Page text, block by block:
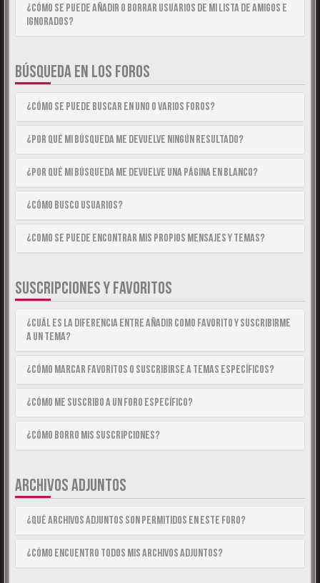
¿Cómo se puede añadir o borrar usuarios de mi lista de Amigos e
Ignorados?
BÚSQUEDA EN LOS FOROS
¿Cómo se puede buscar en uno o varios foros?
¿Por qué mi búsqueda me devuelve ningún resultado?
¿Por qué mi búsqueda me devuelve una página en blanco?
¿Cómo busco usuarios?
¿Como se puede encontrar mis propios mensajes y temas?
SUSCRIPCIONES Y FAVORITOS
¿Cuál es la diferencia entre añadir como Favorito y suscribirme
a un tema?
¿Cómo marcar Favoritos o suscribirse a temas específicos?
¿Cómo me suscribo a un foro específico?
¿Cómo borro mis suscripciones?
ARCHIVOS ADJUNTOS
¿Qué archivos adjuntos son permitidos en este foro?
¿Cómo encuentro todos mis archivos adjuntos?